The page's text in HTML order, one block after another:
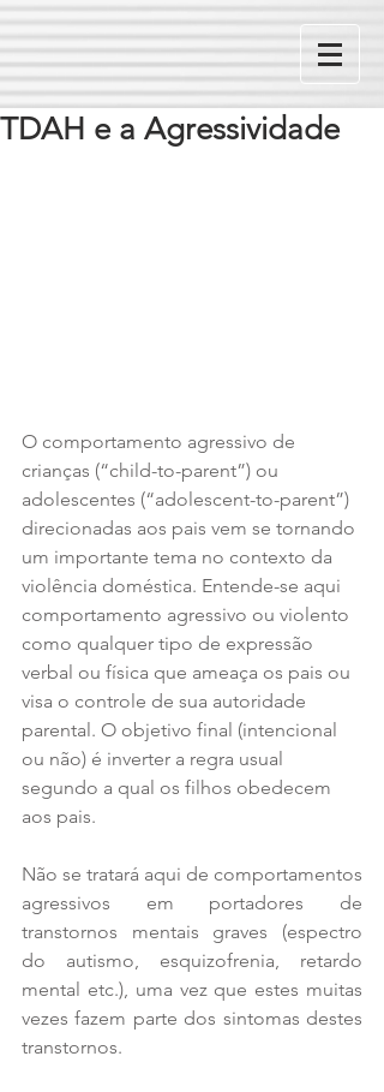
TDAH e a Agressividade
O comportamento agressivo de
crianças (“child-to-parent”) ou
adolescentes (“adolescent-to-parent”)
direcionadas aos pais vem se tornando
um importante tema no contexto da
violência doméstica. Entende-se aqui
comportamento agressivo ou violento
como qualquer tipo de expressão
verbal ou física que ameaça os pais ou
visa o controle de sua autoridade
parental. O objetivo final (intencional
ou não) é inverter a regra usual
segundo a qual os filhos obedecem
aos pais.
Não se tratará aqui de comportamentos
agressivos em portadores de
transtornos mentais graves (espectro
do autismo, esquizofrenia, retardo
mental etc.), uma vez que estes muitas
vezes fazem parte dos sintomas destes
transtornos.